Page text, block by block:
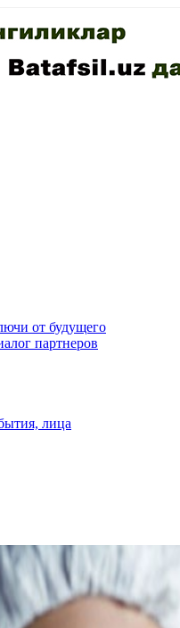
от будущего
партнеров
лица